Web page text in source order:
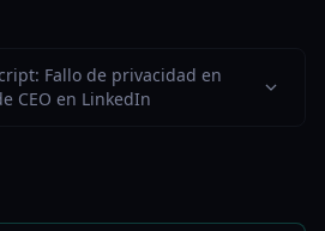
Fallo de privacidad en
CEO en LinkedIn